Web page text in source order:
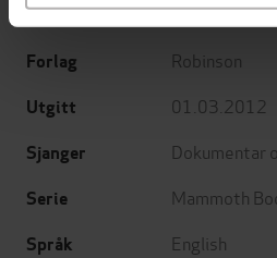
Forfattere Geoff
Forlag Robinson
Utgitt 01.03.2012
Sjanger Dokumentar
Serie Mammoth
Språk English